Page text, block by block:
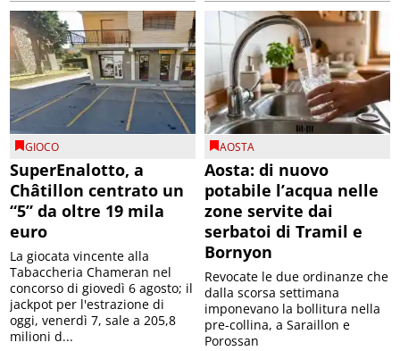
GIOCO
SuperEnalotto, a
Châtillon centrato un
“5” da oltre 19 mila
euro
La giocata vincente alla
Tabaccheria Chameran nel
concorso di giovedì 6 agosto; il
jackpot per l'estrazione di
oggi, venerdì 7, sale a 205,8
milioni d...
AOSTA
Aosta: di nuovo
potabile l’acqua nelle
zone servite dai
serbatoi di Tramil e
Bornyon
Revocate le due ordinanze che
dalla scorsa settimana
imponevano la bollitura nella
pre-collina, a Saraillon e
Porossan